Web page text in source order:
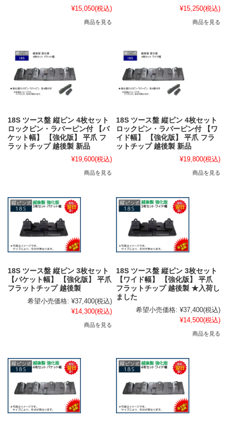
¥15,050(税込)
商品を見る
¥15,250(税込)
商品を見る
18S ツース盤 縦ピン 4枚セット
ロックピン・ラバーピン付 【バ
ケット幅】 【強化版】 平爪 フ
ラットチップ 越後製 新品
¥19,600(税込)
商品を見る
18S ツース盤 縦ピン 4枚セット
ロックピン・ラバーピン付 【ワ
イド幅】 【強化版】 平爪 フラ
ットチップ 越後製 新品
¥19,800(税込)
商品を見る
18S ツース盤 縦ピン 3枚セット
【バケット幅】 【強化版】 平爪
フラットチップ 越後製
希望小売価格: ¥37,400(税込)
¥14,300(税込)
商品を見る
18S ツース盤 縦ピン 3枚セット
【ワイド幅】 【強化版】 平爪
フラットチップ 越後製 ★入荷し
ました
希望小売価格: ¥37,400(税込)
¥14,500(税込)
商品を見る